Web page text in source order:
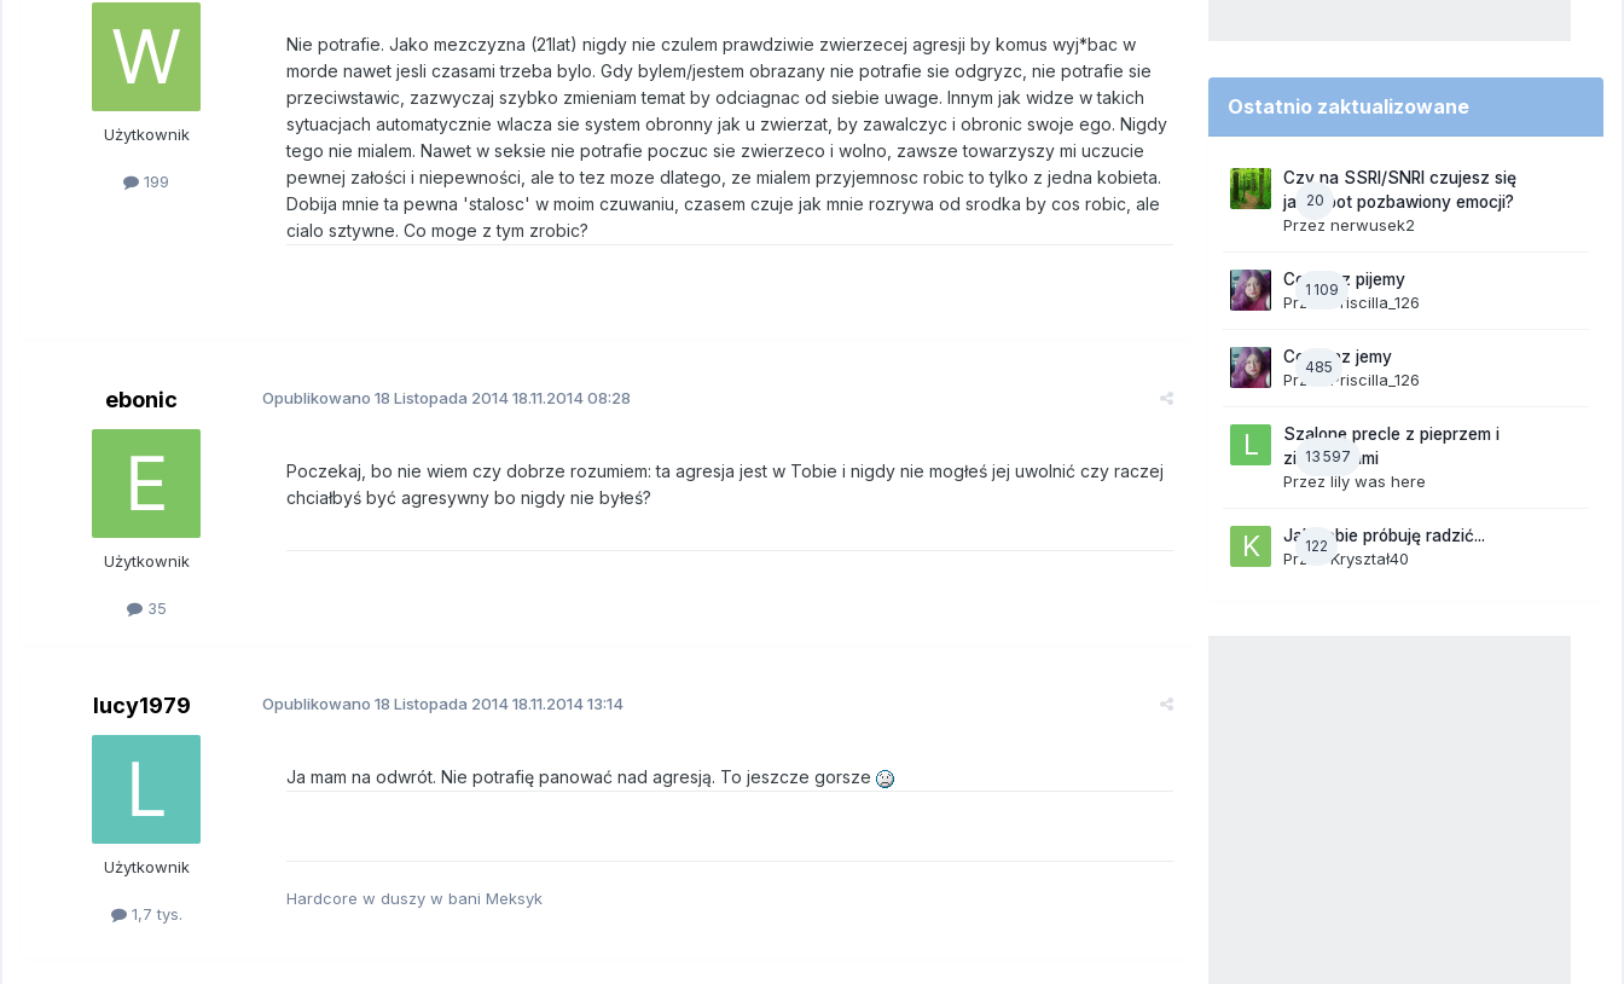
Użytkownik
199
Nie potrafie. Jako mezczyzna (21lat) nigdy nie czulem prawdziwie zwierzecej agresji by komus wyj*bac w
morde nawet jesli czasami trzeba bylo. Gdy bylem/jestem obrazany nie potrafie sie odgryzc, nie potrafie sie
przeciwstawic, zazwyczaj szybko zmieniam temat by odciagnac od siebie uwage. Innym jak widze w takich
sytuacjach automatycznie wlacza sie system obronny jak u zwierzat, by zawalczyc i obronic swoje ego. Nigdy
tego nie mialem. Nawet w seksie nie potrafie poczuc sie zwierzeco i wolno, zawsze towarzyszy mi uczucie
pewnej załości i niepewności, ale to tez moze dlatego, ze mialem przyjemnosc robic to tylko z jedna kobieta.
Dobija mnie ta pewna 'stalosc' w moim czuwaniu, czasem czuje jak mnie rozrywa od srodka by cos robic, ale
cialo sztywne. Co moge z tym zrobic?
ebonic
Użytkownik
35
Opublikowano 18 Listopada 201418.11.2014 08:28
Poczekaj, bo nie wiem czy dobrze rozumiem: ta agresja jest w Tobie i nigdy nie mogłeś jej uwolnić czy raczej
chciałbyś być agresywny bo nigdy nie byłeś?
lucy1979
Użytkownik
1,7 tys.
Opublikowano 18 Listopada 201418.11.2014 13:14
Ja mam na odwrót. Nie potrafię panować nad agresją. To jeszcze gorsze
Hardcore w duszy w bani Meksyk
Ostatnio zaktualizowane
20
Czy na SSRI/SNRI czujesz się
jak robot pozbawiony emocji?
Przez nerwusek2
1 109
Co teraz pijemy
Przez
Priscilla_126
485
Co teraz jemy
Przez
Priscilla_126
13 597
Szalone precle z pieprzem i
ziemniakami
Przez lily was here
122
Jak sobie próbuję radzić...
Przez Kryształ40